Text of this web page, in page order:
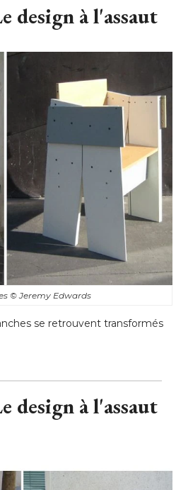
design à l'assaut
© Jeremy Edwards
se retrouvent transformés
design à l'assaut